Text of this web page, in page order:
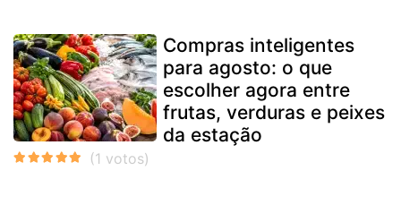
Compras inteligentes
para agosto: o que
escolher agora entre
frutas, verduras e peixes
da estação